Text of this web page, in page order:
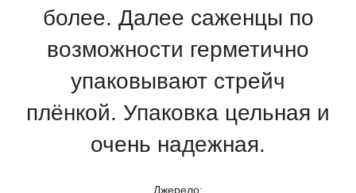
более. Далее саженцы по
возможности герметично
упаковывают стрейч
плёнкой. Упаковка цельная и
очень надежная.
Джерело: